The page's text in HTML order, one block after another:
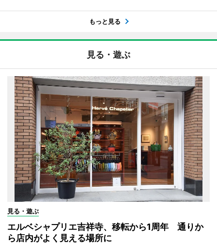
もっと見る
見る・遊ぶ
見る・遊ぶ
エルベシャプリエ吉祥寺、移転から1周年 通りか
ら店内がよく見える場所に